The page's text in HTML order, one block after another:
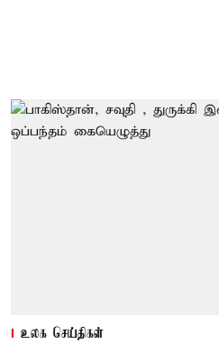
உலக செய்திகள்